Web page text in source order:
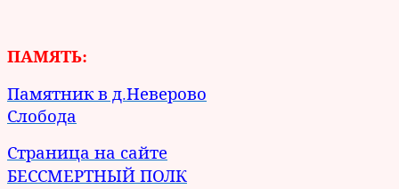
ПАМЯТЬ:
Памятник в д.Неверово
Слобода
Страница на сайте
БЕССМЕРТНЫЙ ПОЛК